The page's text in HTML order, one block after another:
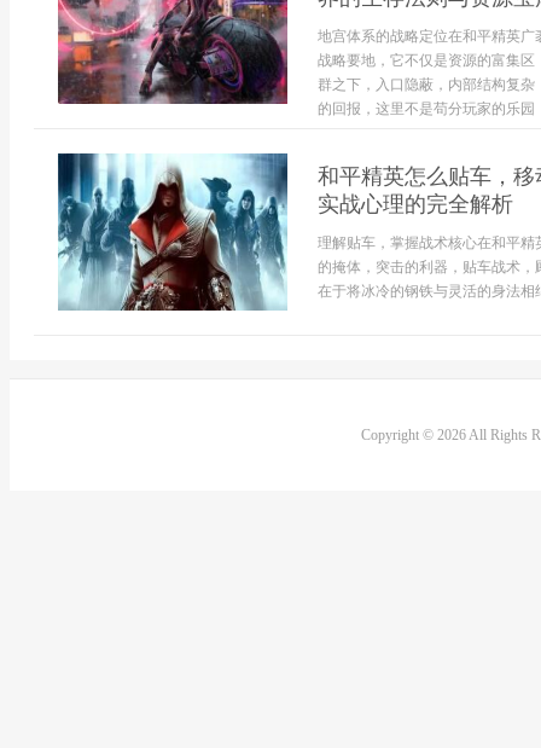
地宫体系的战略定位在和平精英
战略要地，它不仅是资源的富集
群之下，入口隐蔽，内部结构复
的回报，这里不是苟分玩家的乐
和平精英怎么贴车，
实战心理的完全解析
理解贴车，掌握战术核心在和平
的掩体，突击的利器，贴车战术
在于将冰冷的钢铁与灵活的身法相
Copyright © 2026 All Rights